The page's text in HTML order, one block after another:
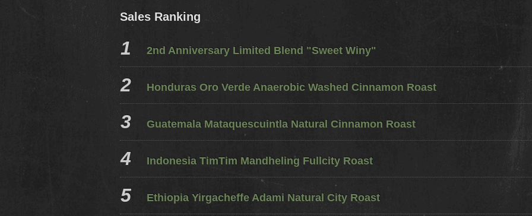
Sales Ranking
2nd Anniversary Limited Blend "Sweet Winy"
Honduras Oro Verde Anaerobic Washed Cinnamon Roast
Guatemala Mataquescuintla Natural Cinnamon Roast
Indonesia TimTim Mandheling Fullcity Roast
Ethiopia Yirgacheffe Adami Natural City Roast